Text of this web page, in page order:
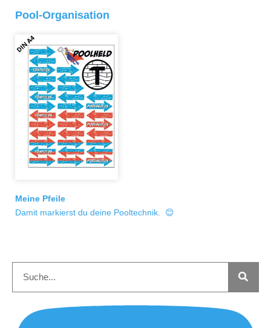
Pool-Organisation
Meine Pfeile
Damit markierst du deine Pooltechnik. 😊